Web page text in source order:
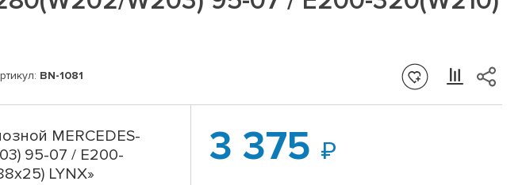
BN-1081
MERCEDES-
95-07 / E200-
LYNX»
3 375